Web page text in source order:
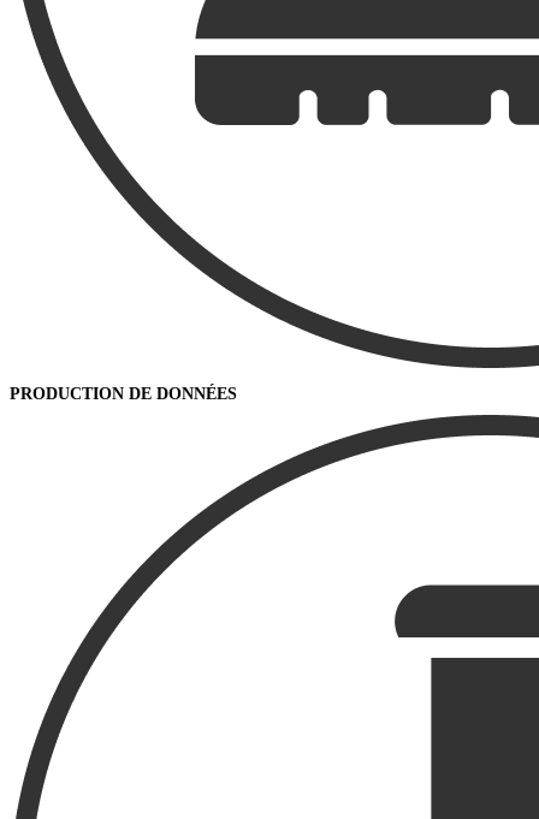
PRODUCTION DE DONNÉES